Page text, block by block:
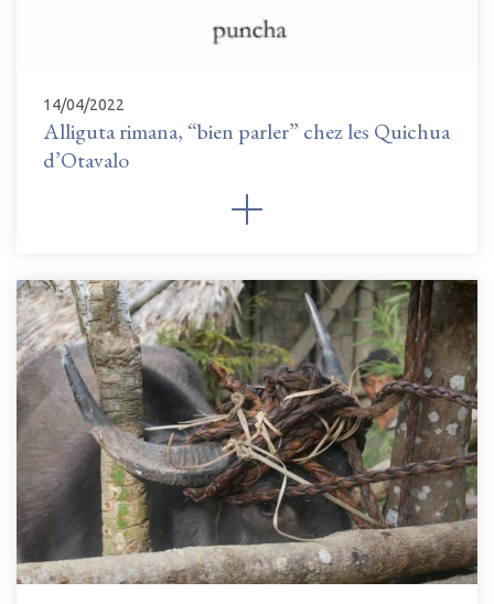
14/04/2022
Alliguta rimana, “bien parler” chez les Quichua
d’Otavalo